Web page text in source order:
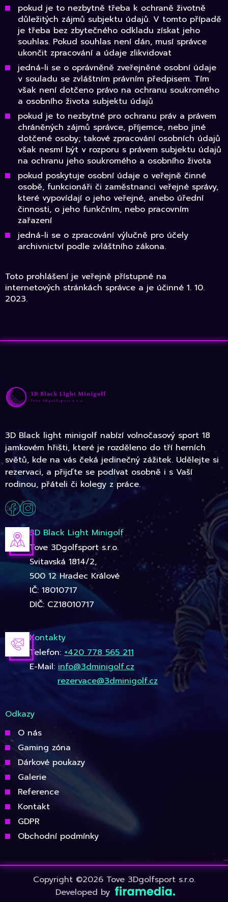
pokud je to nezbytně třeba k ochraně životně
důležitých zájmů subjektu údajů. V tomto případě
je třeba bez zbytečného odkladu získat jeho
souhlas. Pokud souhlas není dán, musí správce
ukončit zpracování a údaje zlikvidovat
jedná-li se o oprávněně zveřejněné osobní údaje
v souladu se zvláštním právním předpisem. Tím
však není dotčeno právo na ochranu soukromého
a osobního života subjektu údajů
pokud je to nezbytné pro ochranu práv a právem
chráněných zájmů správce, příjemce, nebo jiné
dotčené osoby; takové zpracování osobních údajů
však nesmí být v rozporu s právem subjektu údajů
na ochranu jeho soukromého a osobního života
pokud poskytuje osobní údaje o veřejně činné
osobě, funkcionáři či zaměstnanci veřejné správy,
které vypovídají o jeho veřejné, anebo úřední
činnosti, o jeho funkčním, nebo pracovním
zařazení
jedná-li se o zpracování výlučně pro účely
archivnictví podle zvláštního zákona.
Toto prohlášení je veřejně přístupné na
internetových stránkách správce a je účinné 1. 10.
2023.
3D Black light minigolf nabízí volnočasový sport 18
jamkovém hřišti, které je rozděleno do tří herních
světů, kde na vás čeká jedinečný zážitek. Udělejte si
rezervaci, a přijďte se podívat osobně i s Vaší
rodinou, přáteli či kolegy z práce.
3D Black Light Minigolf
Tove 3Dgolfsport s.r.o.
Svitavská 1814/2,
500 12 Hradec Králové
IČ: 18010717
DIČ: CZ18010717
Kontakty
Telefon: +420 778 565 211
E-Mail: info@3dminigolf.cz
rezervace@3dminigolf.cz
Odkazy
O nás
Gaming zóna
Dárkové poukazy
Galerie
Reference
Kontakt
GDPR
Obchodní podmínky
Copyright ©2026 Tove 3Dgolfsport s.r.o.
Developed by